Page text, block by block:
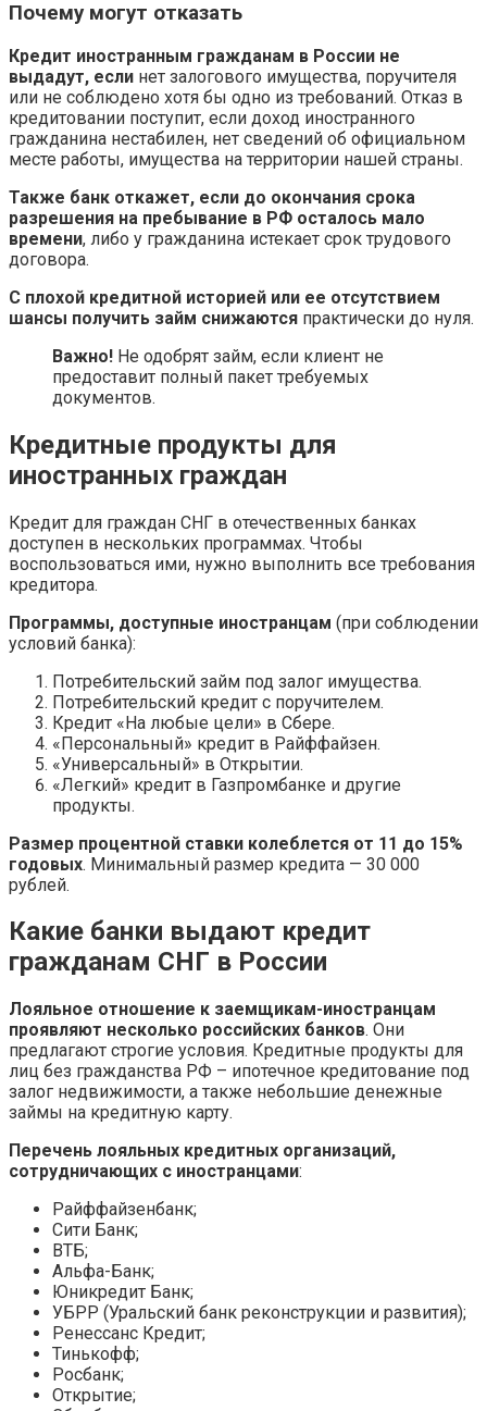
Почему могут отказать
Кредит иностранным гражданам в России не
выдадут, если нет залогового имущества, поручителя
или не соблюдено хотя бы одно из требований. Отказ в
кредитовании поступит, если доход иностранного
гражданина нестабилен, нет сведений об официальном
месте работы, имущества на территории нашей страны.
Также банк откажет, если до окончания срока
разрешения на пребывание в РФ осталось мало
времени, либо у гражданина истекает срок трудового
договора.
С плохой кредитной историей или ее отсутствием
шансы получить займ снижаются практически до нуля.
Важно! Не одобрят займ, если клиент не
предоставит полный пакет требуемых
документов.
Кредитные продукты для
иностранных граждан
Кредит для граждан СНГ в отечественных банках
доступен в нескольких программах. Чтобы
воспользоваться ими, нужно выполнить все требования
кредитора.
Программы, доступные иностранцам (при соблюдении
условий банка):
Потребительский займ под залог имущества.
Потребительский кредит с поручителем.
Кредит «На любые цели» в Сбере.
«Персональный» кредит в Райффайзен.
«Универсальный» в Открытии.
«Легкий» кредит в Газпромбанке и другие
продукты.
Размер процентной ставки колеблется от 11 до 15%
годовых. Минимальный размер кредита — 30 000
рублей.
Какие банки выдают кредит
гражданам СНГ в России
Лояльное отношение к заемщикам-иностранцам
проявляют несколько российских банков. Они
предлагают строгие условия. Кредитные продукты для
лиц без гражданства РФ – ипотечное кредитование под
залог недвижимости, а также небольшие денежные
займы на кредитную карту.
Перечень лояльных кредитных организаций,
сотрудничающих с иностранцами:
Райффайзенбанк;
Сити Банк;
ВТБ;
Альфа-Банк;
Юникредит Банк;
УБРР (Уральский банк реконструкции и развития);
Ренессанс Кредит;
Тинькофф;
Росбанк;
Открытие;